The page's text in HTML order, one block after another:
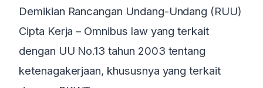
Demikian Rancangan Undang-Undang (RUU)
Cipta Kerja – Omnibus law yang terkait
dengan UU No.13 tahun 2003 tentang
ketenagakerjaan, khususnya yang terkait